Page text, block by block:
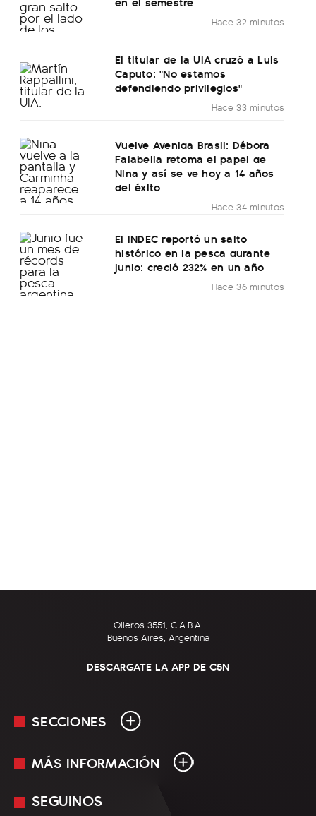
Hace 32 minutos
El titular de la UIA cruzó a Luis
Caputo: "No estamos
defendiendo privilegios"
Hace 33 minutos
Vuelve Avenida Brasil: Débora
Falabella retoma el papel de
Nina y así se ve hoy a 14 años
del éxito
Hace 34 minutos
El INDEC reportó un salto
histórico en la pesca durante
junio: creció 232% en un año
Hace 36 minutos
Olleros 3551, C.A.B.A.
Buenos Aires, Argentina
DESCARGATE LA APP DE C5N
SECCIONES
En Vivo
MÁS INFORMACIÓN
Mediakit
SEGUINOS